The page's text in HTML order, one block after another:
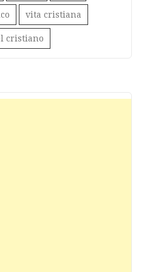
vita cristiana
cristiano